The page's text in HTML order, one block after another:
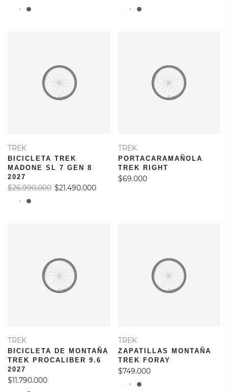
TREK
BICICLETA TREK
MADONE SL 7 GEN 8
2027
$26.990.000 $21.490.000
TREK
PORTACARAMAÑOLA
TREK RIGHT
$69.000
TREK
BICICLETA DE MONTAÑA
TREK PROCALIBER 9.6
2027
$11.790.000
TREK
ZAPATILLAS MONTAÑA
TREK FORAY
$749.000